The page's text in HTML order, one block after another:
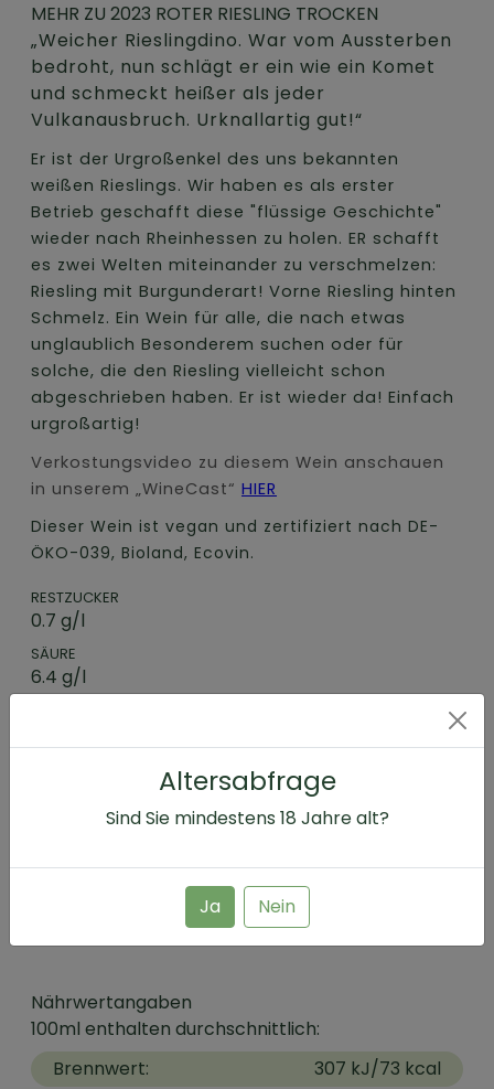
Altersabfrage
Sind Sie mindestens 18 Jahre alt?
Ja Nein
MEHR ZU 2023 ROTER RIESLING TROCKEN
„Weicher Rieslingdino. War vom Aussterben
bedroht, nun schlägt er ein wie ein Komet
und schmeckt heißer als jeder
Vulkanausbruch. Urknallartig gut!“
Er ist der Urgroßenkel des uns bekannten
weißen Rieslings. Wir haben es als erster
Betrieb geschafft diese "flüssige Geschichte"
wieder nach Rheinhessen zu holen. ER schafft
es zwei Welten miteinander zu verschmelzen:
Riesling mit Burgunderart! Vorne Riesling hinten
Schmelz. Ein Wein für alle, die nach etwas
unglaublich Besonderem suchen oder für
solche, die den Riesling vielleicht schon
abgeschrieben haben. Er ist wieder da! Einfach
urgroßartig!
Verkostungsvideo zu diesem Wein anschauen
in unserem „WineCast“ HIER
Dieser Wein ist vegan und zertifiziert nach DE-
ÖKO-039, Bioland, Ecovin.
RESTZUCKER
0.7 g/l
SÄURE
6.4 g/l
ERZEUGERABFÜLLUNG
55129, Mainz-Ebersheim
Nährwertangaben
100ml enthalten durchschnittlich:
Brennwert:
307 kJ/73 kcal